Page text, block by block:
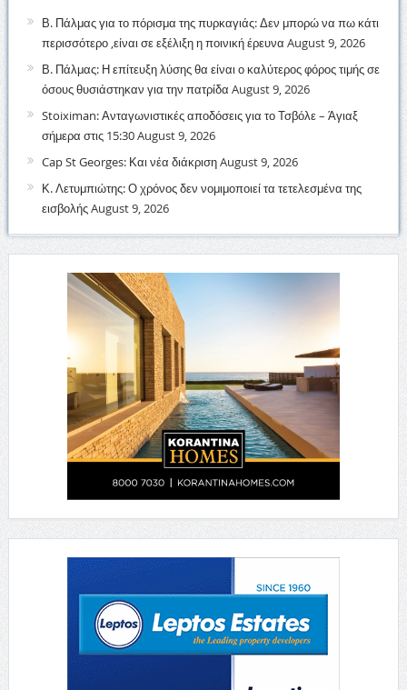
Β. Πάλμας για το πόρισμα της πυρκαγιάς: Δεν μπορώ να πω κάτι
περισσότερο ,είναι σε εξέλιξη η ποινική έρευνα August 9, 2026
Β. Πάλμας: Η επίτευξη λύσης θα είναι ο καλύτερος φόρος τιμής σε
όσους θυσιάστηκαν για την πατρίδα August 9, 2026
Stoiximan: Ανταγωνιστικές αποδόσεις για το Τσβόλε – Άγιαξ
σήμερα στις 15:30August 9, 2026
Cap St Georges: Και νέα διάκρισηAugust 9, 2026
Κ. Λετυμπιώτης: Ο χρόνος δεν νομιμοποιεί τα τετελεσμένα της
εισβολήςAugust 9, 2026